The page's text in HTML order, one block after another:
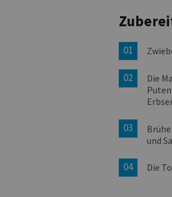
Die
und
Die